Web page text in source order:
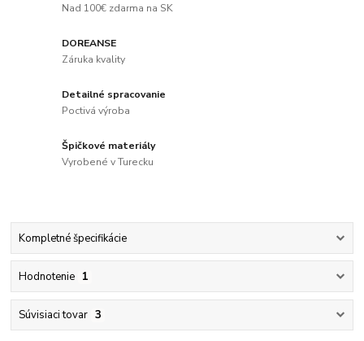
Nad 100€ zdarma na SK
DOREANSE
Záruka kvality
Detailné spracovanie
Poctivá výroba
Špičkové materiály
Vyrobené v Turecku
Kompletné špecifikácie
Hodnotenie 1
Súvisiaci tovar 3